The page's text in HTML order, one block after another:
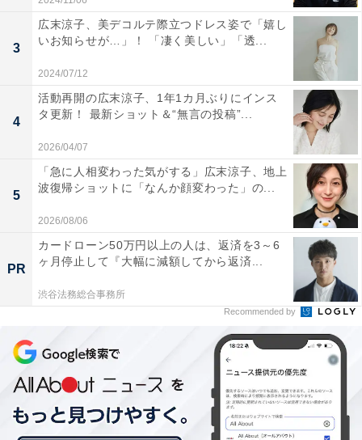
3
広末涼子、美デコルテ際立つドレス姿で「嬉し
いお知らせが…」！ 「凄く美しい」「透...
2024/07/12
4
活動再開の広末涼子、1年1カ月ぶりにインス
タ更新！ 最新ショット＆“無言の投稿”...
2026/04/07
5
「急に人相変わった気がする」広末涼子、地上
波復帰ショットに「なんか顔変わった」の...
2026/08/06
PR
カードローン50万円以上の人は、返済を3～6
ヶ月停止して『大幅に減額してから返済...
渋谷法務総合事務所
Recommended by